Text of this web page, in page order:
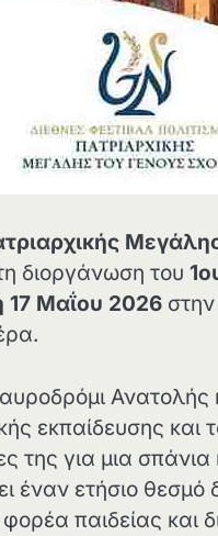
διοργάνωση του
17 Μαΐου 2026
εκπαίδευσης και
της για μια
έναν ετήσιο
παιδείας και